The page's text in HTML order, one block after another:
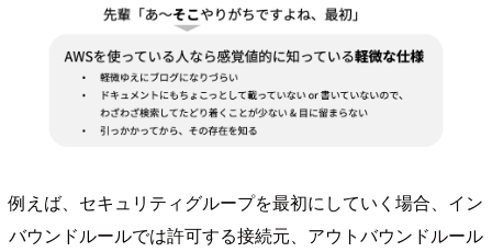
例えば、セキュリティグループを最初にしていく場合、イン
バウンドルールでは許可する接続元、アウトバウンドルール